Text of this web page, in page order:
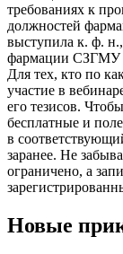
требованиях к
должностей
выступила к. ф.
фармации СЗГМУ
Для тех, кто по
участие в
его тезисов.
бесплатные и
в
заранее. Не
ограничено, а
Новые